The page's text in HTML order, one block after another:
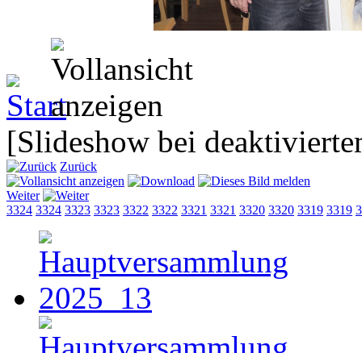
[Slideshow bei
Zurück
Weiter
3324 3324 3323 3323 3322 3322 3321 3321 3320 3320 3319 3319